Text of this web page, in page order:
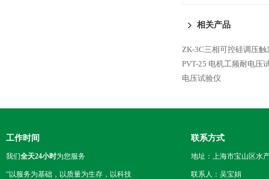
相关产品
ZK-3C三相可控硅调压触
PVT-25 电机工频耐电压
电压试验仪
工作时间
我们全天24小时为您服务
“以服务为基础，以质量为生存，以科技
联系方式
地址：上海市宝山区水
联系人：吴宝娟